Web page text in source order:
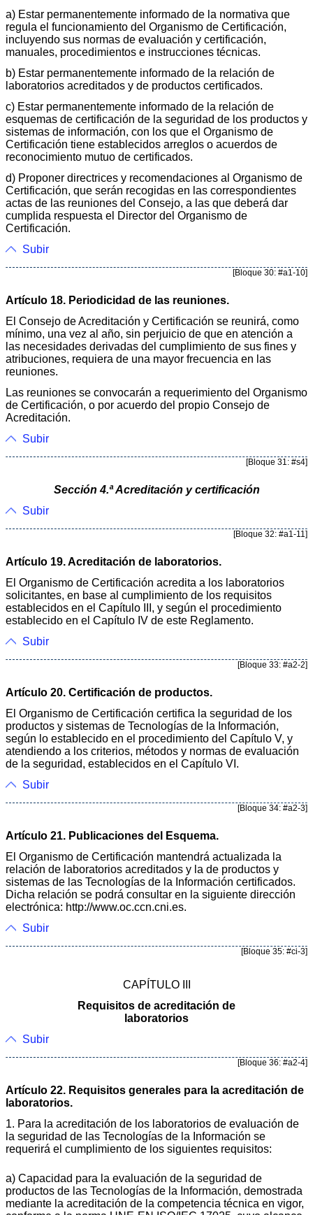
a) Estar permanentemente informado de la normativa que
regula el funcionamiento del Organismo de Certificación,
incluyendo sus normas de evaluación y certificación,
manuales, procedimientos e instrucciones técnicas.
b) Estar permanentemente informado de la relación de
laboratorios acreditados y de productos certificados.
c) Estar permanentemente informado de la relación de
esquemas de certificación de la seguridad de los productos y
sistemas de información, con los que el Organismo de
Certificación tiene establecidos arreglos o acuerdos de
reconocimiento mutuo de certificados.
d) Proponer directrices y recomendaciones al Organismo de
Certificación, que serán recogidas en las correspondientes
actas de las reuniones del Consejo, a las que deberá dar
cumplida respuesta el Director del Organismo de
Certificación.
Subir
[Bloque 30: #a1-10]
Artículo 18. Periodicidad de las reuniones.
El Consejo de Acreditación y Certificación se reunirá, como
mínimo, una vez al año, sin perjuicio de que en atención a
las necesidades derivadas del cumplimiento de sus fines y
atribuciones, requiera de una mayor frecuencia en las
reuniones.
Las reuniones se convocarán a requerimiento del Organismo
de Certificación, o por acuerdo del propio Consejo de
Acreditación.
Subir
[Bloque 31: #s4]
Sección 4.ª Acreditación y certificación
Subir
[Bloque 32: #a1-11]
Artículo 19. Acreditación de laboratorios.
El Organismo de Certificación acredita a los laboratorios
solicitantes, en base al cumplimiento de los requisitos
establecidos en el Capítulo III, y según el procedimiento
establecido en el Capítulo IV de este Reglamento.
Subir
[Bloque 33: #a2-2]
Artículo 20. Certificación de productos.
El Organismo de Certificación certifica la seguridad de los
productos y sistemas de Tecnologías de la Información,
según lo establecido en el procedimiento del Capítulo V, y
atendiendo a los criterios, métodos y normas de evaluación
de la seguridad, establecidos en el Capítulo VI.
Subir
[Bloque 34: #a2-3]
Artículo 21. Publicaciones del Esquema.
El Organismo de Certificación mantendrá actualizada la
relación de laboratorios acreditados y la de productos y
sistemas de las Tecnologías de la Información certificados.
Dicha relación se podrá consultar en la siguiente dirección
electrónica: http://www.oc.ccn.cni.es.
Subir
[Bloque 35: #ci-3]
CAPÍTULO III
Requisitos de acreditación de
laboratorios
Subir
[Bloque 36: #a2-4]
Artículo 22. Requisitos generales para la acreditación de
laboratorios.
1. Para la acreditación de los laboratorios de evaluación de
la seguridad de las Tecnologías de la Información se
requerirá el cumplimiento de los siguientes requisitos:
a) Capacidad para la evaluación de la seguridad de
productos de las Tecnologías de la Información, demostrada
mediante la acreditación de la competencia técnica en vigor,